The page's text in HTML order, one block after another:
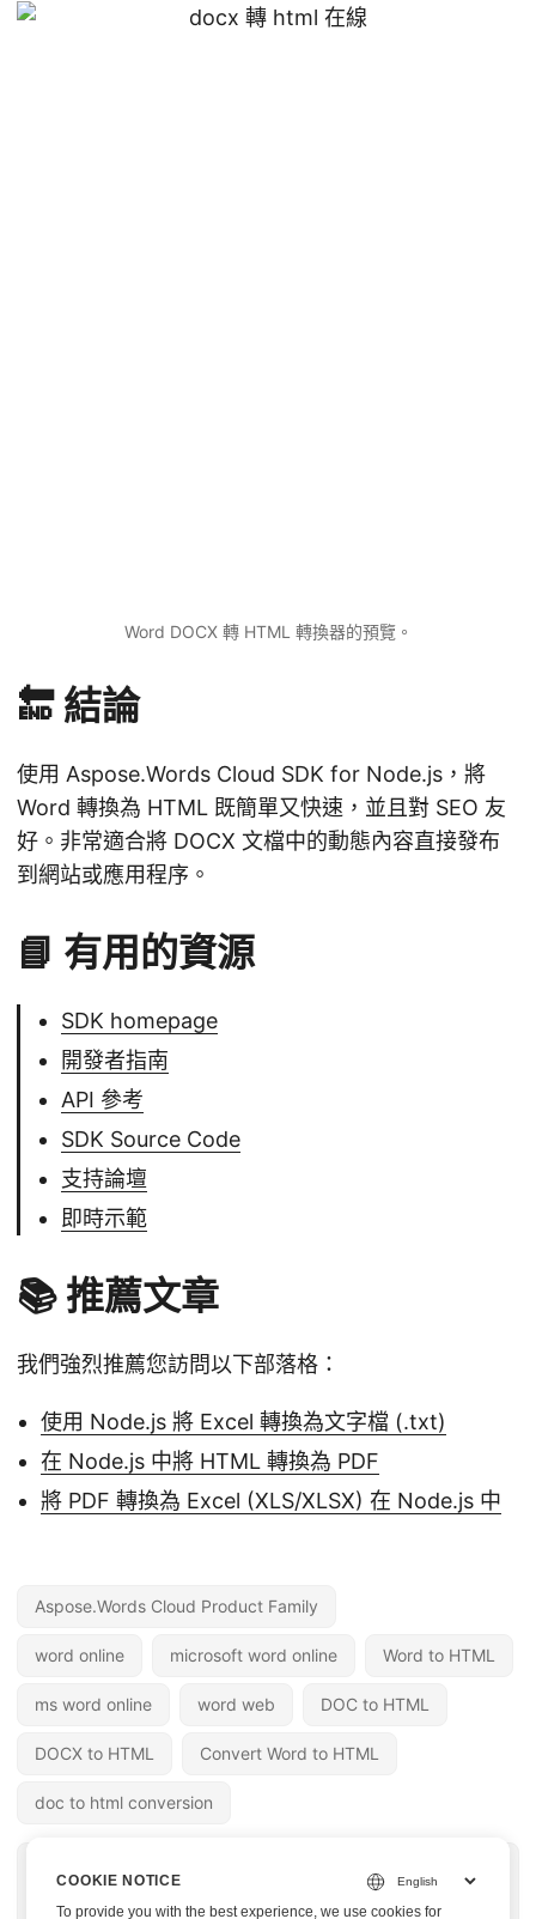
Word DOCX 轉 HTML 轉換器的預覽。
🔚 結論
使用 Aspose.Words Cloud SDK for Node.js，將
Word 轉換為 HTML 既簡單又快速，並且對 SEO 友
好。非常適合將 DOCX 文檔中的動態內容直接發布
到網站或應用程序。
📘 有用的資源
SDK homepage
開發者指南
API 參考
SDK Source Code
支持論壇
即時示範
📚 推薦文章
我們強烈推薦您訪問以下部落格：
使用 Node.js 將 Excel 轉換為文字檔 (.txt)
在 Node.js 中將 HTML 轉換為 PDF
將 PDF 轉換為 Excel (XLS/XLSX) 在 Node.js 中
Aspose.Words Cloud Product Family
word online microsoft word online Word to HTML
ms word online word web DOC to HTML
DOCX to HTML Convert Word to HTML
doc to html conversion
將 Excel 轉換為 SQL
COOKIE NOTICE
To provide you with the best experience, we use cookies for